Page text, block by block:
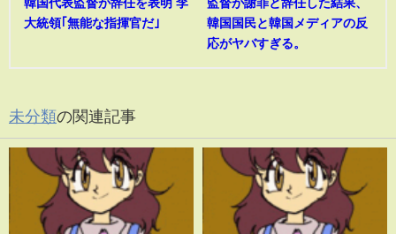
大統領｢無能な指揮官だ｣
韓国国民と韓国メディアの反
応がヤバすぎる。
未分類の関連記事